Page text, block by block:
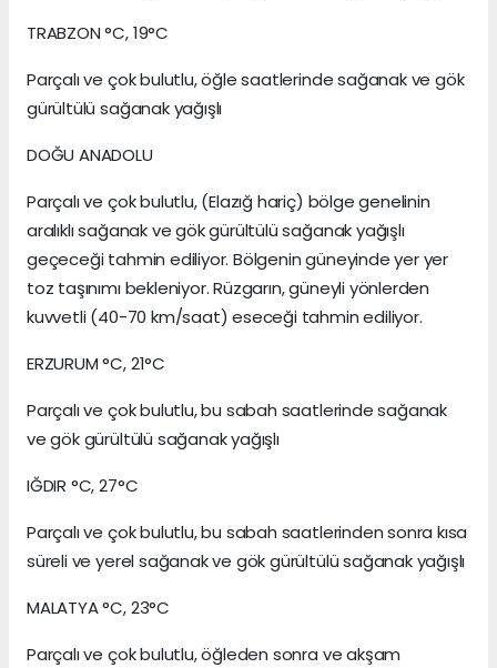
TRABZON °C, 19°C
Parçalı ve çok bulutlu, öğle saatlerinde sağanak ve gök
gürültülü sağanak yağışlı
DOĞU ANADOLU
Parçalı ve çok bulutlu, (Elazığ hariç) bölge genelinin
aralıklı sağanak ve gök gürültülü sağanak yağışlı
geçeceği tahmin ediliyor. Bölgenin güneyinde yer yer
toz taşınımı bekleniyor. Rüzgarın, güneyli yönlerden
kuvvetli (40-70 km/saat) eseceği tahmin ediliyor.
ERZURUM °C, 21°C
Parçalı ve çok bulutlu, bu sabah saatlerinde sağanak
ve gök gürültülü sağanak yağışlı
IĞDIR °C, 27°C
Parçalı ve çok bulutlu, bu sabah saatlerinden sonra kısa
süreli ve yerel sağanak ve gök gürültülü sağanak yağışlı
MALATYA °C, 23°C
Parçalı ve çok bulutlu, öğleden sonra ve akşam